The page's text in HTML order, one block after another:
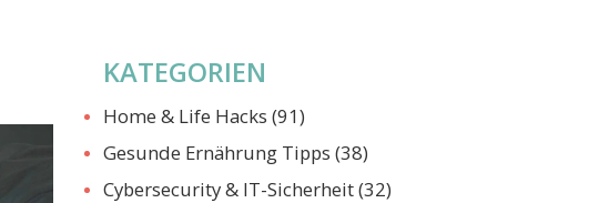
KATEGORIEN
Home & Life Hacks (91)
Gesunde Ernährung Tipps (38)
Cybersecurity & IT-Sicherheit(32)